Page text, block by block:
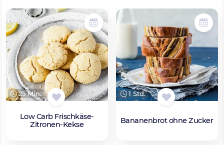
25 Min.
Low Carb Frischkäse-
Zitronen-Kekse
1 Std.
Bananenbrot ohne Zucker